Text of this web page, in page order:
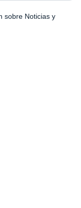
sobre Noticias y